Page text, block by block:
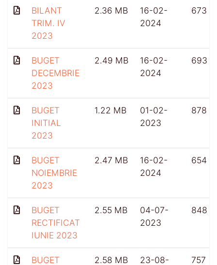
BILANT
TRIM. IV
2023
2.36 MB
16-02-
2024
673
BUGET
DECEMBRIE
2023
2.49 MB
16-02-
2024
693
BUGET
INITIAL
2023
1.22 MB
01-02-
2023
878
BUGET
NOIEMBRIE
2023
2.47 MB
16-02-
2024
654
BUGET
RECTIFICAT
IUNIE 2023
2.55 MB
04-07-
2023
848
BUGET
2.58 MB
23-08-
757